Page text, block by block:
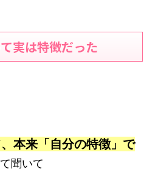
実は特徴だった
本来「自分の特徴」で
聞いて